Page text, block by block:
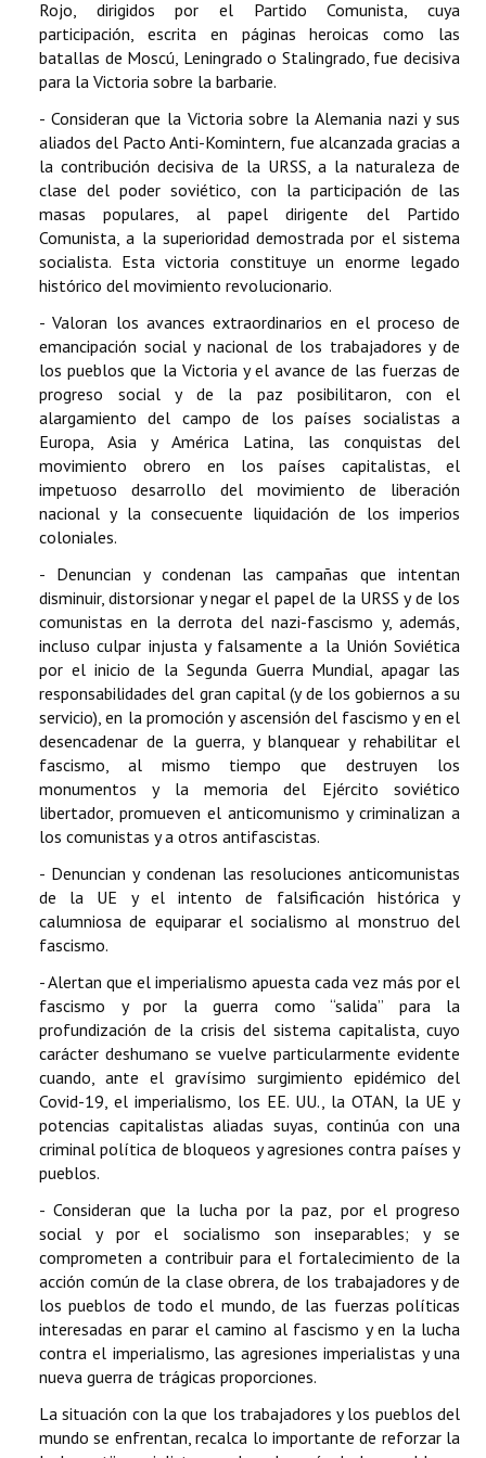
Rojo, dirigidos por el Partido Comunista, cuya
participación, escrita en páginas heroicas como las
batallas de Moscú, Leningrado o Stalingrado, fue decisiva
para la Victoria sobre la barbarie.
- Consideran que la Victoria sobre la Alemania nazi y sus
aliados del Pacto Anti-Komintern, fue alcanzada gracias a
la contribución decisiva de la URSS, a la naturaleza de
clase del poder soviético, con la participación de las
masas populares, al papel dirigente del Partido
Comunista, a la superioridad demostrada por el sistema
socialista. Esta victoria constituye un enorme legado
histórico del movimiento revolucionario.
- Valoran los avances extraordinarios en el proceso de
emancipación social y nacional de los trabajadores y de
los pueblos que la Victoria y el avance de las fuerzas de
progreso social y de la paz posibilitaron, con el
alargamiento del campo de los países socialistas a
Europa, Asia y América Latina, las conquistas del
movimiento obrero en los países capitalistas, el
impetuoso desarrollo del movimiento de liberación
nacional y la consecuente liquidación de los imperios
coloniales.
- Denuncian y condenan las campañas que intentan
disminuir, distorsionar y negar el papel de la URSS y de los
comunistas en la derrota del nazi-fascismo y, además,
incluso culpar injusta y falsamente a la Unión Soviética
por el inicio de la Segunda Guerra Mundial, apagar las
responsabilidades del gran capital (y de los gobiernos a su
servicio), en la promoción y ascensión del fascismo y en el
desencadenar de la guerra, y blanquear y rehabilitar el
fascismo, al mismo tiempo que destruyen los
monumentos y la memoria del Ejército soviético
libertador, promueven el anticomunismo y criminalizan a
los comunistas y a otros antifascistas.
- Denuncian y condenan las resoluciones anticomunistas
de la UE y el intento de falsificación histórica y
calumniosa de equiparar el socialismo al monstruo del
fascismo.
- Alertan que el imperialismo apuesta cada vez más por el
fascismo y por la guerra como “salida” para la
profundización de la crisis del sistema capitalista, cuyo
carácter deshumano se vuelve particularmente evidente
cuando, ante el gravísimo surgimiento epidémico del
Covid-19, el imperialismo, los EE. UU., la OTAN, la UE y
potencias capitalistas aliadas suyas, continúa con una
criminal política de bloqueos y agresiones contra países y
pueblos.
- Consideran que la lucha por la paz, por el progreso
social y por el socialismo son inseparables; y se
comprometen a contribuir para el fortalecimiento de la
acción común de la clase obrera, de los trabajadores y de
los pueblos de todo el mundo, de las fuerzas políticas
interesadas en parar el camino al fascismo y en la lucha
contra el imperialismo, las agresiones imperialistas y una
nueva guerra de trágicas proporciones.
La situación con la que los trabajadores y los pueblos del
mundo se enfrentan, recalca lo importante de reforzar la